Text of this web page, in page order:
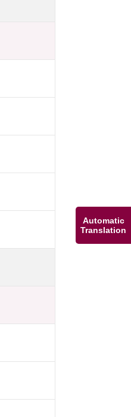
Automatic
Translation